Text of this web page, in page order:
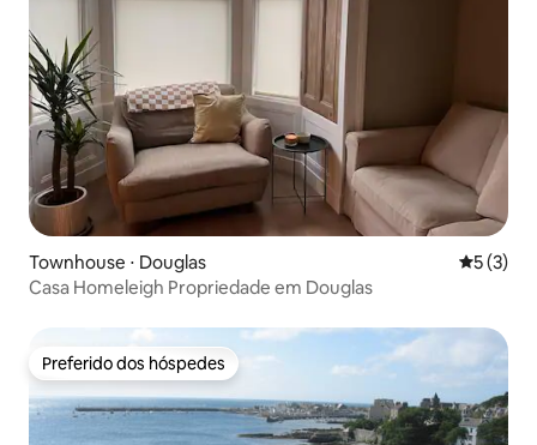
Townhouse ⋅ Douglas 5 de
5 (3)
Casa Homeleigh Propriedade em Douglas
Preferido dos hóspedes
Preferido dos hóspedes